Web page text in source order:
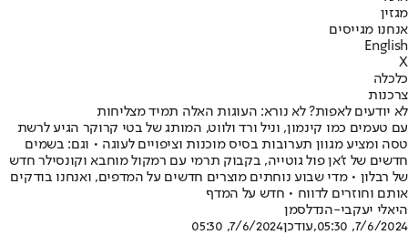
מגזין
אנחנו מגייסים
English
X
כלכלה
צרכנות
לא יודעים לאפות? לא נורא: העוגות האלה תמיד מצליחות
עם טעמים כמו קינמון, וניל ורד ולווט, המותג של בטי קרוקר הגיע לרשת
טסה ומציע מגוון תערובות בסיס מוכנות וציפויים לעוגה • וגם: בשמים
חדשים של ז'אן פול גוטייה, בקבוק תרמי עם רמקול מוחבא וקונסילר חדש
של רבלון • מדי שבוע נוחתים מוצרים חדשים על המדפים, ואנחנו בודקים
אותם וחוזרים לדווח • חדש על המדף
היאלי יעקבי-הנדלסמן
7/6/2024, 05:30
,עודכן7/6/2024, 05:30